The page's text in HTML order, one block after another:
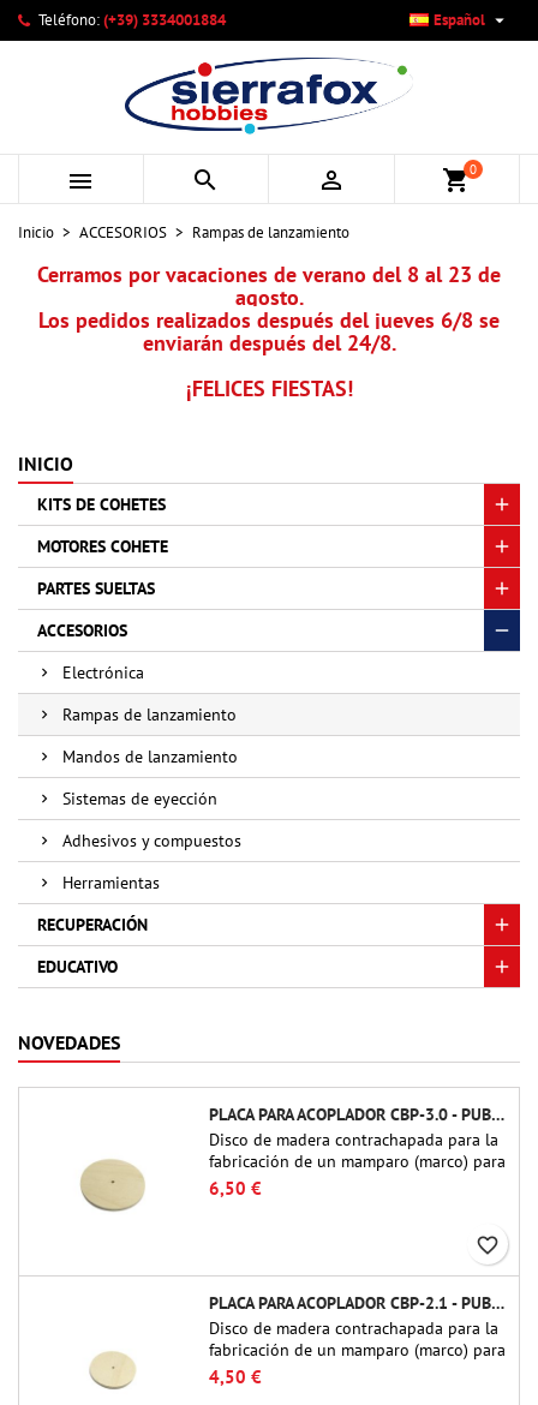
Teléfono:(+39) 3334001884 Español 
   shopping_cart0
Inicio ACCESORIOS Rampas de lanzamiento
Cerramos por vacaciones de verano del 8 al 23 de
agosto.
Los pedidos realizados después del jueves 6/8 se
enviarán después del 24/8.
¡FELICES FIESTAS!
INICIO
KITS DE COHETES
MOTORES COHETE
PARTES SUELTAS
ACCESORIOS
Electrónica
Rampas de lanzamiento
Mandos de lanzamiento
Sistemas de eyección
Adhesivos y compuestos
Herramientas
RECUPERACIÓN
EDUCATIVO
NOVEDADES
PLACA PARA ACOPLADOR CBP-3.0 - PUBLIC MISSILES LTD.
Disco de madera contrachapada para la
fabricación de un mamparo (marco) para
acopladores de tubo de 75 mm de
Public Missiles Ltd. (PT-3.0/QT-3.0)
6,50 €
favorite_border
PLACA PARA ACOPLADOR CBP-2.1 - PUBLIC MISSILES LTD.
Disco de madera contrachapada para la
fabricación de un mamparo (marco) para
acopladores de tubo de 54 mm de
Public Missiles Ltd. (PT-2.1 o QT-2.1)
4,50 €
Mi lista de deseos ×
Crear nueva lista
((modalTitle)) ×
((confirmMessage))
((cancelText)) ((modalDeleteText))
Crear lista de deseos ×
Nombre de la lista de deseos
Cancelar Crear lista de deseos
Iniciar sesión ×
Debe iniciar sesión para guardar productos en su lista de
Cancelar Iniciar sesión